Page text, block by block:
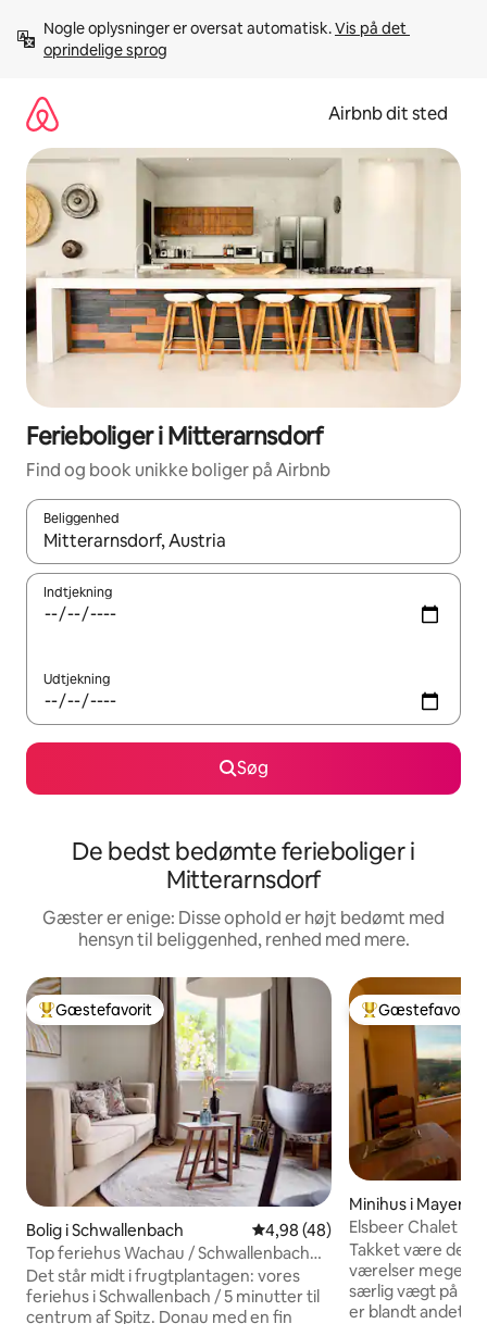
videre
Nogle oplysninger er oversat automatisk. Vis på det
oprindelige sprog
Airbnb dit sted
Ferieboliger i Mitterarnsdorf
Find og book unikke boliger på Airbnb
Beliggenhed
Når resultaterne er tilgængelige, skal du navigere med
Indtjekning
Udtjekning
Søg
De bedst bedømte ferieboliger i
Mitterarnsdorf
Gæster er enige: Disse ophold er højt bedømt med
hensyn til beliggenhed, renhed med mere.
Bedste gæstefavorit
Gæstefavorit
Bolig i Schwallenbach 4,98 ud af 5 i gennemsnitlig
4,98 (48)
Top feriehus Wachau / Schwallenbach
nær Spitz
Det står midt i frugtplantagen: vores
feriehus i Schwallenbach / 5 minutter til
centrum af Spitz. Donau med en fin
Bedste
Gæstefavorit
Minihus i
Elsbeer Chalet
Takket være de
værelser meget
særlig vægt på
er blandt andet